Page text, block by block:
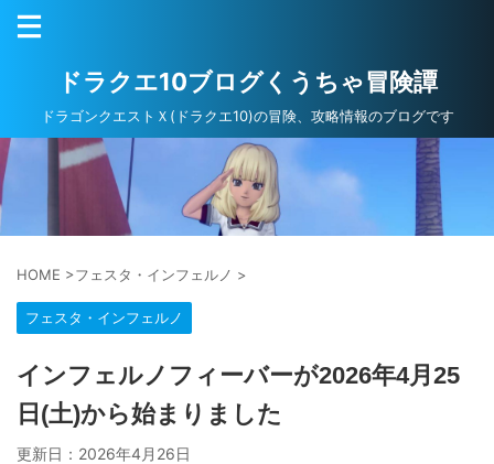
ドラクエ10ブログくうちゃ冒険譚
ドラゴンクエストＸ(ドラクエ10)の冒険、攻略情報のブログです
HOME >フェスタ・インフェルノ >
フェスタ・インフェルノ
インフェルノフィーバーが2026年4月25
日(土)から始まりました
更新日： 2026年4月26日